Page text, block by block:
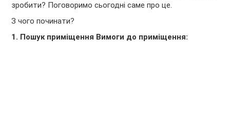
зробити? Поговоримо сьогодні саме про це.
З чого починати?
1. Пошук приміщення Вимоги до приміщення: